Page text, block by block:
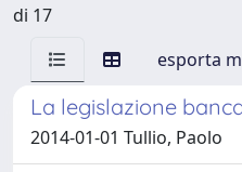
di 17
esporta
La legislazione
2014-01-01 Tullio, Paolo